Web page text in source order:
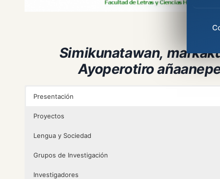
Simikunatawan,
Ayoperotiro
Presentación
Proyectos
Lengua y Sociedad
Grupos de Investigación
Investigadores